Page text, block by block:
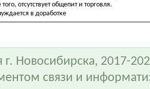
отсутствует общепит и торговля.
в доработке
Новосибирска, 2017-
связи и